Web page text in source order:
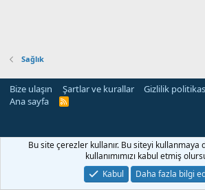
Sağlık
Bize ulaşın Şartlar ve kurallar Gizlilik
Ana sayfa
R
Bu site çerezler kullanır. Bu siteyi kullanmaya
kullanımımızı kabul etmiş
Kabul
Daha fazla bilgi